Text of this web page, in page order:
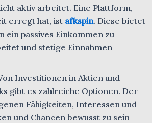
aktiv arbeitet. Eine Plattform,
erregt hat, ist afkspin. Diese bietet
passives Einkommen zu
und stetige Einnahmen
Investitionen in Aktien und
gibt es zahlreiche Optionen. Der
Fähigkeiten, Interessen und
und Chancen bewusst zu sein